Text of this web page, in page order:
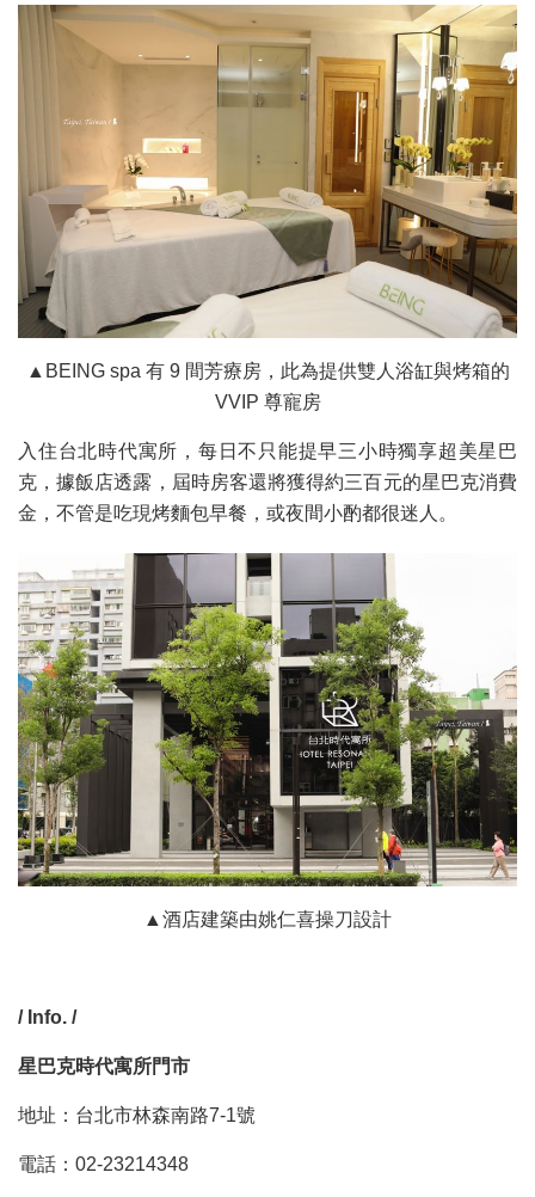
▲BEING spa 有 9 間芳療房，此為提供雙人浴缸與烤箱的
VVIP 尊寵房
入住台北時代寓所，每日不只能提早三小時獨享超美星巴
克，據飯店透露，屆時房客還將獲得約三百元的星巴克消費
金，不管是吃現烤麵包早餐，或夜間小酌都很迷人。
▲酒店建築由姚仁喜操刀設計
/ Info. /
星巴克時代寓所門市
地址：台北市林森南路7-1號
電話：02-23214348